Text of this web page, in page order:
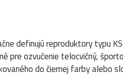
definujú reproduktory typu
pre ozvučenie telocvičný,
do čiernej farby alebo